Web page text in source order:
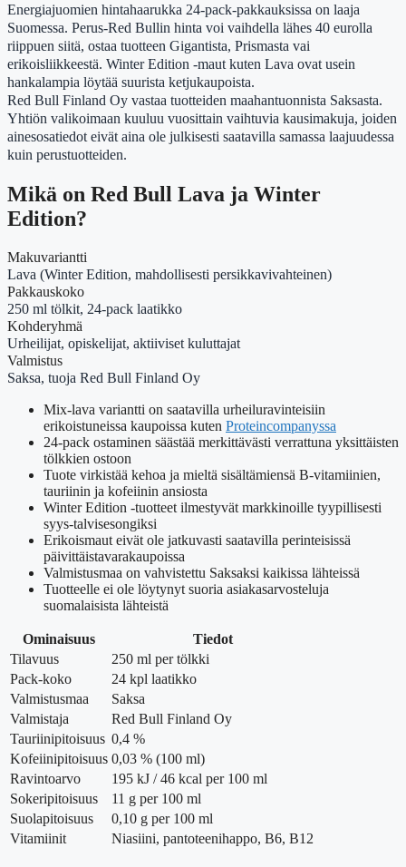
Energiajuomien hintahaarukka 24-pack-pakkauksissa on laaja
Suomessa. Perus-Red Bullin hinta voi vaihdella lähes 40 eurolla
riippuen siitä, ostaa tuotteen Gigantista, Prismasta vai
erikoisliikkeestä. Winter Edition -maut kuten Lava ovat usein
hankalampia löytää suurista ketjukaupoista.
Red Bull Finland Oy vastaa tuotteiden maahantuonnista Saksasta.
Yhtiön valikoimaan kuuluu vuosittain vaihtuvia kausimakuja, joiden
ainesosatiedot eivät aina ole julkisesti saatavilla samassa laajuudessa
kuin perustuotteiden.
Mikä on Red Bull Lava ja Winter
Edition?
Makuvariantti
Lava (Winter Edition, mahdollisesti persikkavivahteinen)
Pakkauskoko
250 ml tölkit, 24-pack laatikko
Kohderyhmä
Urheilijat, opiskelijat, aktiiviset kuluttajat
Valmistus
Saksa, tuoja Red Bull Finland Oy
Mix-lava variantti on saatavilla urheiluravinteisiin
erikoistuneissa kaupoissa kuten Proteincompanyssa
24-pack ostaminen säästää merkittävästi verrattuna yksittäisten
tölkkien ostoon
Tuote virkistää kehoa ja mieltä sisältämiensä B-vitamiinien,
tauriinin ja kofeiinin ansiosta
Winter Edition -tuotteet ilmestyvät markkinoille tyypillisesti
syys-talvisesongiksi
Erikoismaut eivät ole jatkuvasti saatavilla perinteisissä
päivittäistavarakaupoissa
Valmistusmaa on vahvistettu Saksaksi kaikissa lähteissä
Tuotteelle ei ole löytynyt suoria asiakasarvosteluja
suomalaisista lähteistä
Ominaisuus
Tiedot
Tilavuus
250 ml per tölkki
Pack-koko
24 kpl laatikko
Valmistusmaa
Saksa
Valmistaja
Red Bull Finland Oy
Tauriinipitoisuus 0,4 %
Kofeiinipitoisuus 0,03 % (100 ml)
Ravintoarvo
195 kJ / 46 kcal per 100 ml
Sokeripitoisuus
11 g per 100 ml
Suolapitoisuus
0,10 g per 100 ml
Vitamiinit
Niasiini, pantoteenihappo, B6, B12